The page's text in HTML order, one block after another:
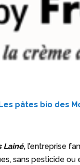
Les pâtes bio des
Lainé, l’entreprise
sans pesticide